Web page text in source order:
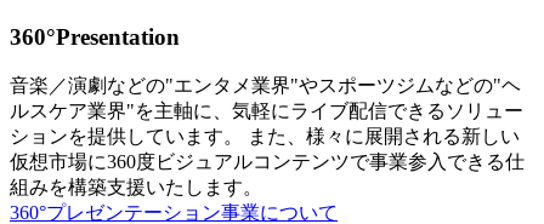
360°Presentation
音楽／演劇などの"エンタメ業界"やスポーツジムなどの"ヘ
ルスケア業界"を主軸に、気軽にライブ配信できるソリュー
ションを提供しています。 また、様々に展開される新しい
仮想市場に360度ビジュアルコンテンツで事業参入できる仕
組みを構築支援いたします。
360°プレゼンテーション事業について